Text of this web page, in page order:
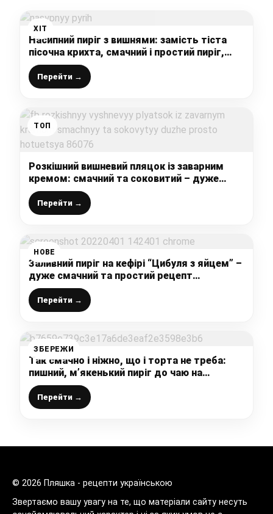
ХІТ
Насипний пиріг з вишнями: замість тіста
пісочна крихта, смачний і простий пиріг,
ділюсь рецептом
Перейти →
ТОП
Розкішний вишневий пляцок із заварним
кремом: смачний та соковитий – дуже
просто готується
Перейти →
НОВЕ
Заливний пиріг на кефірі “Цибуля з яйцем” –
дуже смачний та простий рецепт
приготування
Перейти →
ЗБЕРЕЖИ
Так смачно і ніжно, що і торта не треба:
пишний, м’якенький пиріг до чаю на
жовтках, впевнена, рецепт вам
сподобається
Перейти →
© 2026 Пляшка - рецепти українською
Звертаємо вашу увагу на те, що матеріали сайту несуть